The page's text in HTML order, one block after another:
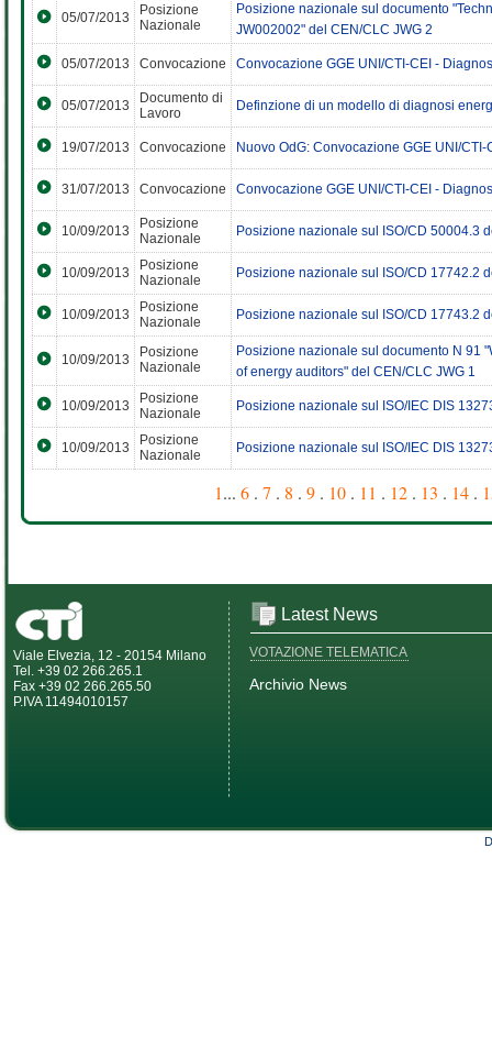
05/07/2013
Posizione
Nazionale
Posizione nazionale sul documento
JW002002" del CEN/CLC JWG 2
05/07/2013 Convocazione Convocazione GGE UNI/CTI-CEI -
05/07/2013
Documento di
Lavoro
Definzione di un modello di diagnosi
19/07/2013 Convocazione Nuovo OdG: Convocazione GGE UNI/
31/07/2013 Convocazione Convocazione GGE UNI/CTI-CEI -
10/09/2013
Posizione
Nazionale
Posizione nazionale sul ISO/CD 50004.3
10/09/2013
Posizione
Nazionale
Posizione nazionale sul ISO/CD 17742.2
10/09/2013
Posizione
Nazionale
Posizione nazionale sul ISO/CD 17743.2
10/09/2013
Posizione
Nazionale
Posizione nazionale sul documento N 91
of energy auditors" del CEN/CLC JWG 1
10/09/2013
Posizione
Nazionale
Posizione nazionale sul ISO/IEC DIS
10/09/2013
Posizione
Nazionale
Posizione nazionale sul ISO/IEC DIS
1... 6 . 7 . 8 . 9 . 10 . 11 . 12 . 13 . 14 .
Viale Elvezia, 12 - 20154 Milano
Tel. +39 02 266.265.1
Fax +39 02 266.265.50
P.IVA 11494010157
Latest News
VOTAZIONE TELEMATICA
Archivio News